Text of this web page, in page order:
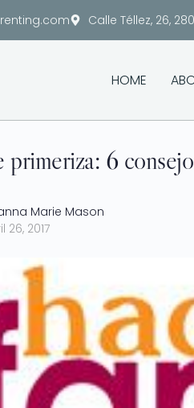
Calle Téllez, 26,
HOME
6
Marie Mason
26, 2017